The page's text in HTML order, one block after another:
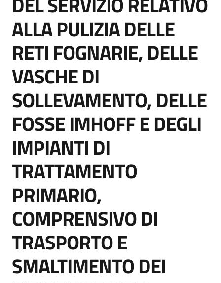
ALLA PULIZIA DELLE
RETI FOGNARIE, DELLE
VASCHE DI
SOLLEVAMENTO, DELLE
FOSSE IMHOFF E DEGLI
IMPIANTI DI
TRATTAMENTO
PRIMARIO,
COMPRENSIVO DI
TRASPORTO E
SMALTIMENTO DEI